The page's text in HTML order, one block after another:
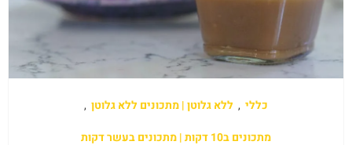
כללי , ללא גלוטן | מתכונים ללא גלוטן ,
מתכונים ב10 דקות | מתכונים בעשר דקות